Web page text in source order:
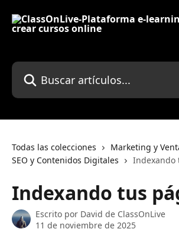
Buscar artículos...
Todas las colecciones
Marketing y
SEO y Contenidos Digitales
Indexando
Indexando tus
Escrito por David de ClassOnLive
11 de noviembre de 2025